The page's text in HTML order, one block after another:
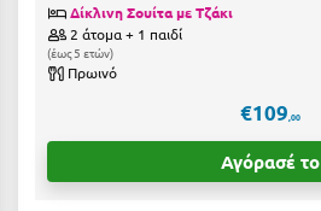
Ηλεία
Ηράκλειο
Θάσος
Δίκλινη Σουίτα με Τζάκι
2 άτομα + 1 παιδί
έως 5 ετών
Πρωινό
€109 ,00
Αγόρασέ το